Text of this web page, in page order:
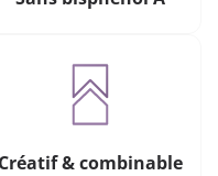
Créatif & combinable